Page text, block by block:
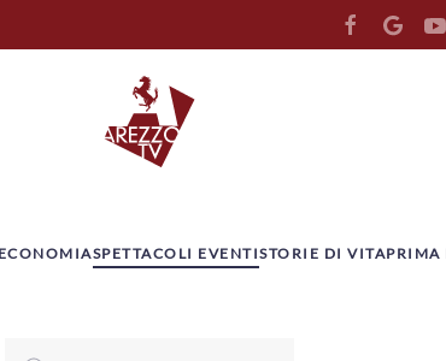
ECONOMIASPETTACOLI EVENTISTORIE DI VITAPRIMA